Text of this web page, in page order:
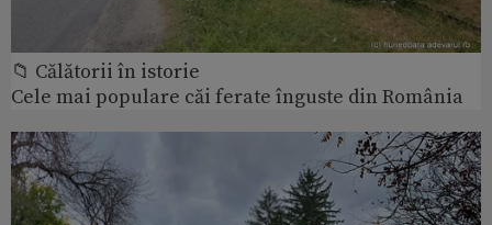
📁 Călătorii în istorie
Cele mai populare căi ferate înguste din România